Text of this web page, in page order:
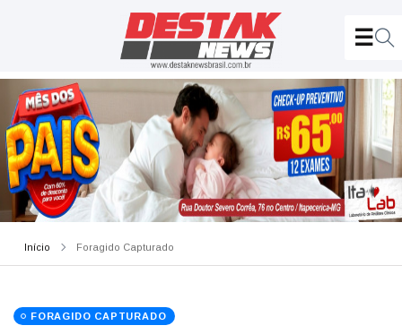
Início Foragido Capturado
FORAGIDO CAPTURADO